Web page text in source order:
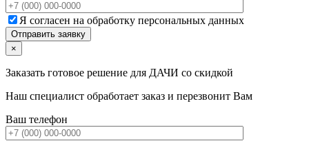
Я согласен на обработку персональных данных
×
Заказать готовое решение для ДАЧИ со скидкой
Наш специалист обработает заказ и перезвонит Вам
Ваш телефон